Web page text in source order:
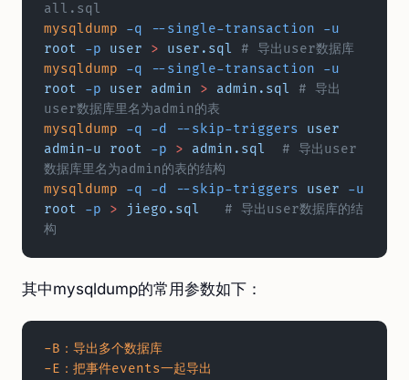
all.sql
mysqldump -q --single-transaction -u
root -p user > user.sql
# 导出user数据库
mysqldump -q --single-transaction -u
root -p user admin > admin.sql
# 导出
user数据库里名为admin的表
mysqldump -q -d --skip-triggers user
admin-u root -p > admin.sql
  # 导出user
数据库里名为admin的表的结构
mysqldump -q -d --skip-triggers user -u
root -p > jiego.sql
   # 导出user数据库的结
构
其中mysqldump的常用参数如下：
-B：导出多个数据库
-E：把事件events一起导出